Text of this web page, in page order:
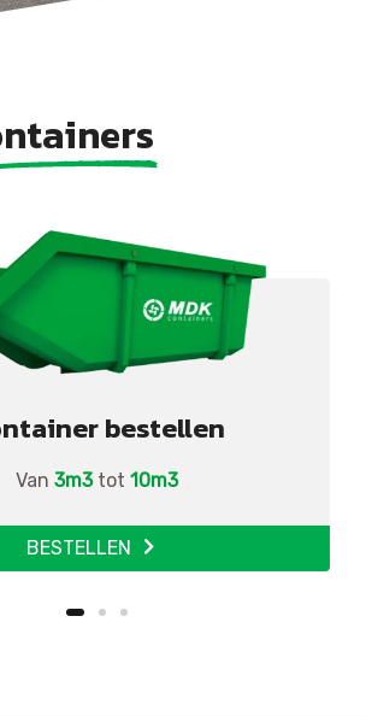
bestellen
Van 3m3 tot 10m3
BESTELLEN